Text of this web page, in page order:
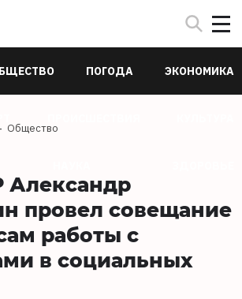
ПОГОДА ЭКОНОМИКА
Общество
Александр
провел совещание
работы с
в социальных